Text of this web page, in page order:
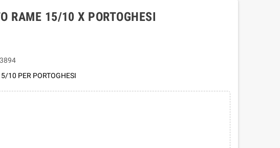
RAME 15/10 X PORTOGHESI
10 PER PORTOGHESI